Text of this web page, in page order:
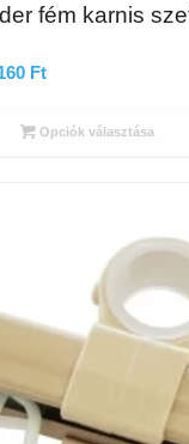
fém karnis
FtÁrtartomány:
090 Ft
Opciók választása